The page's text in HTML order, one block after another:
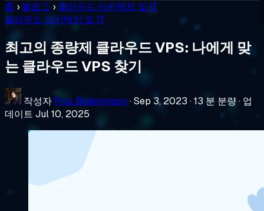
홈 › 블로그 › 클라우드 아키텍처 및 IT
클라우드 아키텍처 및 IT
최고의 종량제 클라우드 VPS: 나에게 맞
는 클라우드 VPS 찾기
작성자 Pius Bodenmann ·Sep 3, 2023 ·13 분 분량· 업
데이트 Jul 10, 2025